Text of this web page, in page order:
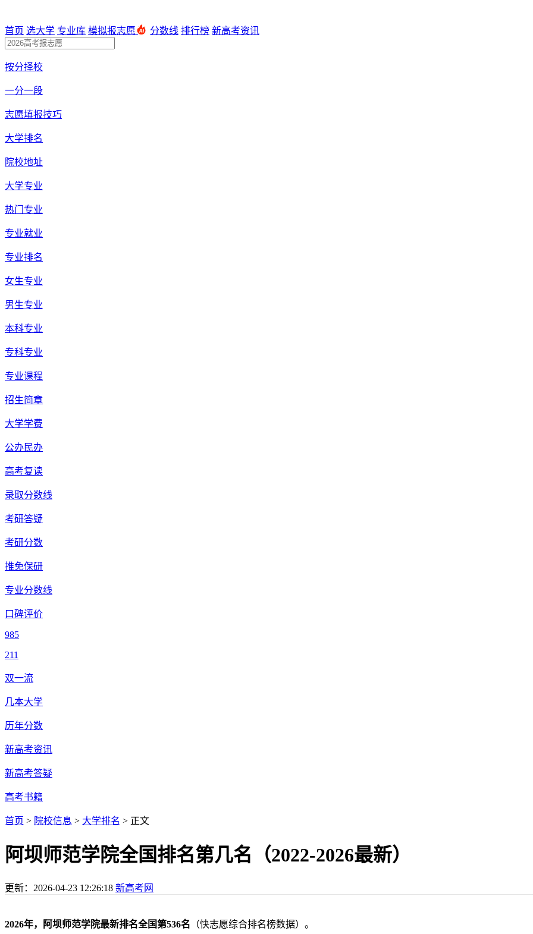
首页 选大学 专业库 模拟报志愿 分数线 排行榜 新高考资讯
按分择校
一分一段
志愿填报技巧
大学排名
院校地址
大学专业
热门专业
专业就业
专业排名
女生专业
男生专业
本科专业
专科专业
专业课程
招生简章
大学学费
公办民办
高考复读
录取分数线
考研答疑
考研分数
推免保研
专业分数线
口碑评价
985
211
双一流
几本大学
历年分数
新高考资讯
新高考答疑
高考书籍
首页 > 院校信息 > 大学排名 > 正文
阿坝师范学院全国排名第几名（2022-2026最新）
更新： 2026-04-23 12:26:18 新高考网
2026年，阿坝师范学院最新排名全国第536名 （快志愿综合排名榜数据）。